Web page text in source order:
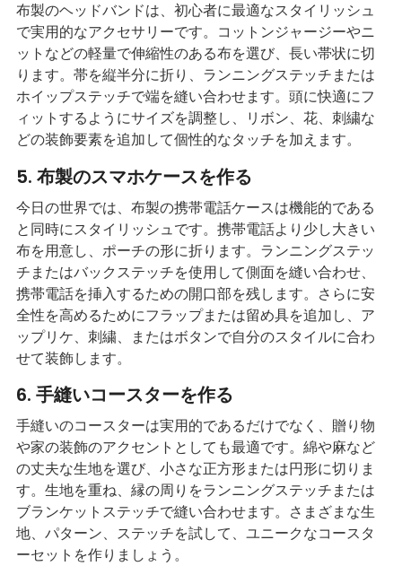
布製のヘッドバンドは、初心者に最適なスタイリッシュ
で実用的なアクセサリーです。コットンジャージーやニ
ットなどの軽量で伸縮性のある布を選び、長い帯状に切
ります。帯を縦半分に折り、ランニングステッチまたは
ホイップステッチで端を縫い合わせます。頭に快適にフ
ィットするようにサイズを調整し、リボン、花、刺繍な
どの装飾要素を追加して個性的なタッチを加えます。
5. 布製のスマホケースを作る
今日の世界では、布製の携帯電話ケースは機能的である
と同時にスタイリッシュです。携帯電話より少し大きい
布を用意し、ポーチの形に折ります。ランニングステッ
チまたはバックステッチを使用して側面を縫い合わせ、
携帯電話を挿入するための開口部を残します。さらに安
全性を高めるためにフラップまたは留め具を追加し、ア
ップリケ、刺繍、またはボタンで自分のスタイルに合わ
せて装飾します。
6. 手縫いコースターを作る
手縫いのコースターは実用的であるだけでなく、贈り物
や家の装飾のアクセントとしても最適です。綿や麻など
の丈夫な生地を選び、小さな正方形または円形に切りま
す。生地を重ね、縁の周りをランニングステッチまたは
ブランケットステッチで縫い合わせます。さまざまな生
地、パターン、ステッチを試して、ユニークなコースタ
ーセットを作りましょう。